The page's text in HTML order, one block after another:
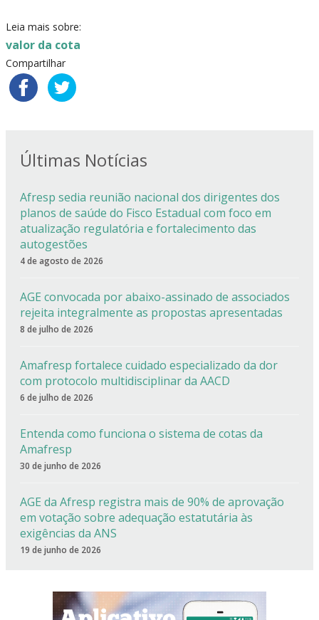
Leia mais sobre:
valor da cota
Compartilhar
Últimas Notícias
Afresp sedia reunião nacional dos dirigentes dos
planos de saúde do Fisco Estadual com foco em
atualização regulatória e fortalecimento das
autogestões
4 de agosto de 2026
AGE convocada por abaixo-assinado de associados
rejeita integralmente as propostas apresentadas
8 de julho de 2026
Amafresp fortalece cuidado especializado da dor
com protocolo multidisciplinar da AACD
6 de julho de 2026
Entenda como funciona o sistema de cotas da
Amafresp
30 de junho de 2026
AGE da Afresp registra mais de 90% de aprovação
em votação sobre adequação estatutária às
exigências da ANS
19 de junho de 2026